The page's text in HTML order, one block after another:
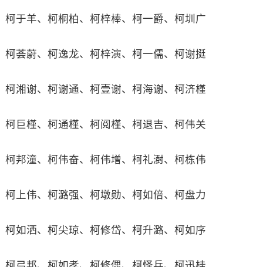
柯于羊、柯桐柏、柯梓棒、柯一爵、柯圳广
柯荟蔚、柯逸龙、柯梓演、柯一儒、柯谢挺
柯湘谢、柯谢通、柯壹谢、柯海谢、柯济槿
柯巨槿、柯通槿、柯阅槿、柯退吉、柯伟关
柯邦潼、柯伟奋、柯伟增、柯礼澍、柯栋伟
柯上伟、柯潞强、柯墩勋、柯如倍、柯盘力
柯如洒、柯尖琼、柯修岱、柯升潞、柯如序